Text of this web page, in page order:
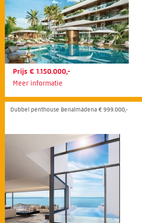
Prijs € 1.150.000,-
Meer informatie
Dubbel penthouse Benalmádena € 999.000,-